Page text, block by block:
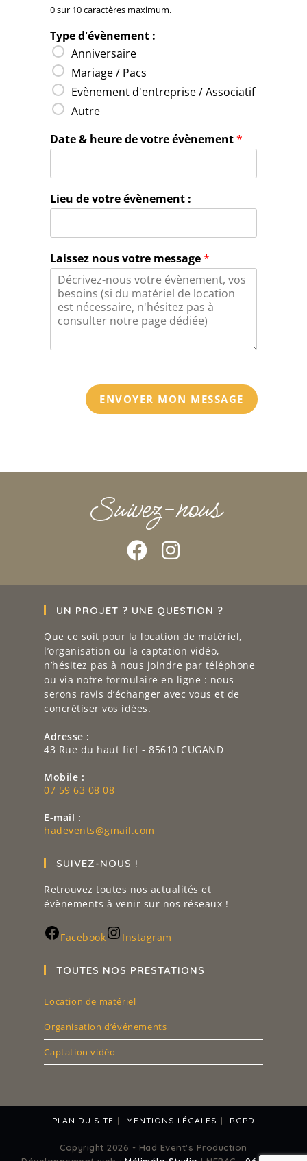
0 sur 10 caractères maximum.
Type d'évènement :
Anniversaire
Mariage / Pacs
Evènement d'entreprise / Associatif
Autre
Date & heure de votre évènement*
Lieu de votre évènement :
Laissez nous votre message*
ENVOYER MON MESSAGE
Suivez-nous
UN PROJET ? UNE QUESTION ?
Que ce soit pour la location de matériel,
l’organisation ou la captation vidéo,
n’hésitez pas à nous joindre par téléphone
ou via notre formulaire en ligne : nous
serons ravis d’échanger avec vous et de
concrétiser vos idées.
Adresse :
43 Rue du haut fief - 85610 CUGAND
Mobile :
07 59 63 08 08
E-mail :
hadevents@gmail.com
SUIVEZ-NOUS !
Retrouvez toutes nos actualités et
évènements à venir sur nos réseaux !
Facebook Instagram
TOUTES NOS PRESTATIONS
Location de matériel
Organisation d’événements
Captation vidéo
PLAN DU SITE MENTIONS LÉGALES RGPD
Copyright 2026 - Had Event's Production